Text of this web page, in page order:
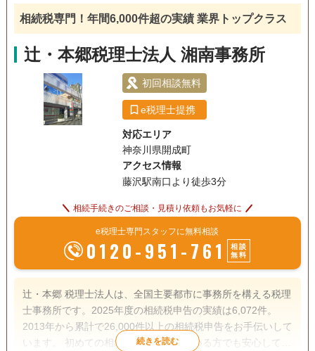
電話相談可 訪問可 土日相談可 初回相談無料
18時以降相談可 オンライン面談可 事務所面談可
相続税専門！年間6,000件超の実績 業界トップクラス
辻・本郷税理士法人 湘南事務所
初回相談無料
e税理士提携
対応エリア
神奈川県開成町
アクセス情報
藤沢駅南口より徒歩3分
相続手続きのご相談・見積り依頼もお気軽に
e税理士専門スタッフに無料相談
0120-951-761
相談
無料
辻・本郷 税理士法人は、全国主要都市に事務所を構える税理
士事務所です。2025年度の相続税申告の実績は6,072件。
2013年から累計で26,000件以上の相続税申告をお手伝いして
います。 初めての相続で不安を感じている方でも安心して相